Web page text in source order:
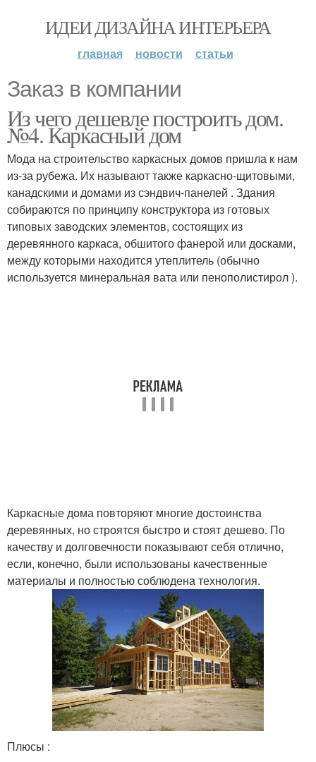
ИДЕИ ДИЗАЙНА ИНТЕРЬЕРА
главная новости статьи
Заказ в компании
Из чего дешевле построить дом.
№4. Каркасный дом
Мода на строительство каркасных домов пришла к нам
из-за рубежа. Их называют также каркасно-щитовыми,
канадскими и домами из сэндвич-панелей . Здания
собираются по принципу конструктора из готовых
типовых заводских элементов, состоящих из
деревянного каркаса, обшитого фанерой или досками,
между которыми находится утеплитель (обычно
используется минеральная вата или пенополистирол ).
Каркасные дома повторяют многие достоинства
деревянных, но строятся быстро и стоят дешево. По
качеству и долговечности показывают себя отлично,
если, конечно, были использованы качественные
материалы и полностью соблюдена технология.
Плюсы :